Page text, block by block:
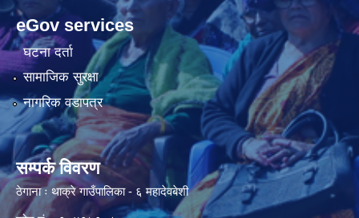
eGov services
घटना दर्ता
सामाजिक सुरक्षा
नागरिक वडापत्र
सम्पर्क विवरण
ठेगाना ः थाक्रे गाउँपालिका - ६ महादेवबेशी